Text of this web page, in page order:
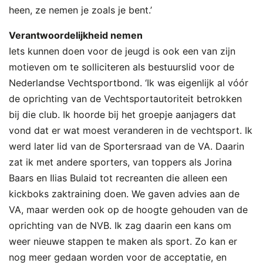
heen, ze nemen je zoals je bent.’
Verantwoordelijkheid nemen
Iets kunnen doen voor de jeugd is ook een van zijn
motieven om te solliciteren als bestuurslid voor de
Nederlandse Vechtsportbond. ‘Ik was eigenlijk al vóór
de oprichting van de Vechtsportautoriteit betrokken
bij die club. Ik hoorde bij het groepje aanjagers dat
vond dat er wat moest veranderen in de vechtsport. Ik
werd later lid van de Sportersraad van de VA. Daarin
zat ik met andere sporters, van toppers als Jorina
Baars en Ilias Bulaid tot recreanten die alleen een
kickboks zaktraining doen. We gaven advies aan de
VA, maar werden ook op de hoogte gehouden van de
oprichting van de NVB. Ik zag daarin een kans om
weer nieuwe stappen te maken als sport. Zo kan er
nog meer gedaan worden voor de acceptatie, en